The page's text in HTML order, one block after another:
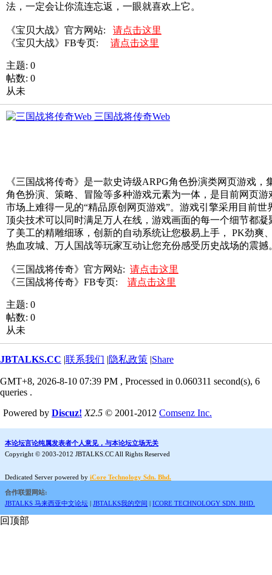
法，一定会让你流连忘返，一眼就喜欢上它。
《宝贝大战》官方网站: 请点击这里
《宝贝大战》FB专页: 请点击这里
主题: 0
帖数: 0
从未
三国战将传奇Web
《三国战将传奇》是一款史诗级ARPG角色扮演类网页游戏，
角色扮演、策略、冒险等多种游戏元素为一体，是目前网页游
市场上难得一见的“精品原创网页游戏”。游戏引擎采用目前世
顶尖技术可以同时满足万人在线，游戏画面的每一个细节都凝
了美工的精雕细琢，创新的自动系统让您极易上手， PK劲爽
热血攻城、万人国战等玩家互动让您充份感受历史战场的震撼
《三国战将传奇》官方网站: 请点击这里
《三国战将传奇》FB专页: 请点击这里
主题: 0
帖数: 0
从未
JBTALKS.CC |联系我们 |隐私政策 |Share
GMT+8, 2026-8-10 07:39 PM , Processed in 0.060311 second(s), 6
queries .
Powered by Discuz! X2.5 © 2001-2012 Comsenz Inc.
本论坛言论纯属发表者个人意见，与本论坛立场无关
Copyright © 2003-2012 JBTALKS.CC All Rights Reserved
Dedicated Server powered by iCore Technology Sdn. Bhd.
合作联盟网站:
JBTALKS 马来西亚中文论坛 | JBTALKS我的空间 | ICORE TECHNOLOGY SDN. BHD.
回顶部